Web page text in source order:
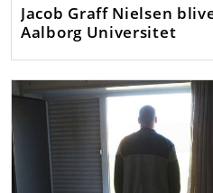
Jacob Graff Nielsen
Aalborg Universitet